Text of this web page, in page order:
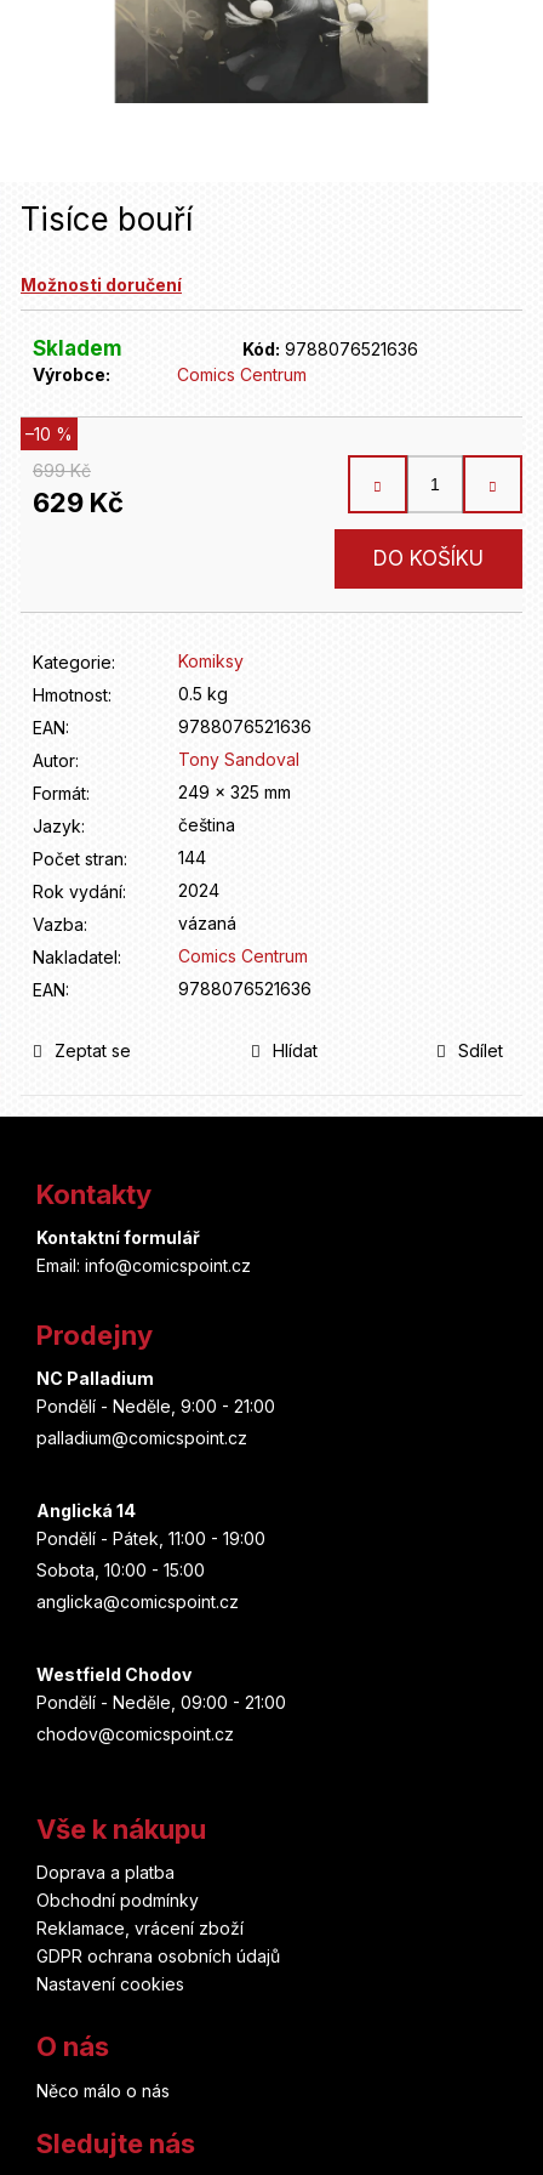
Tisíce bouří
Možnosti doručení
Skladem Kód: 9788076521636
Výrobce:
Comics Centrum
699 Kč
–10 %
629 Kč
DO KOŠÍKU
Kategorie:
Komiksy
Hmotnost:
0.5 kg
EAN:
9788076521636
Autor:
Tony Sandoval
Formát:
249 x 325 mm
Jazyk:
čeština
Počet stran:
144
Rok vydání:
2024
Vazba:
vázaná
Nakladatel:
Comics Centrum
EAN: 9788076521636
Zeptat se Hlídat Sdílet
n
j
?
HLEDAT
r
u
č
u
e
m
e
Kontakty
Kontaktní formulář
Email: info@comicspoint.cz
Prodejny
NC Palladium
Pondělí - Neděle, 9:00 - 21:00
palladium@comicspoint.cz
Anglická 14
Pondělí - Pátek, 11:00 - 19:00
Sobota, 10:00 - 15:00
anglicka@comicspoint.cz
Westfield Chodov
Pondělí - Neděle, 09:00 - 21:00
chodov@comicspoint.cz
Vše k nákupu
Doprava a platba
Obchodní podmínky
Reklamace, vrácení zboží
GDPR ochrana osobních údajů
Nastavení cookies
O nás
Něco málo o nás
Sledujte nás